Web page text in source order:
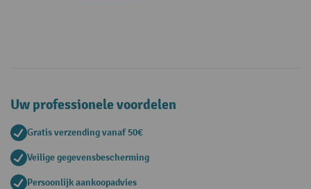
Uw professionele voordelen
Gratis verzending vanaf 50€
Veilige gegevensbescherming
Persoonlijk aankoopadvies